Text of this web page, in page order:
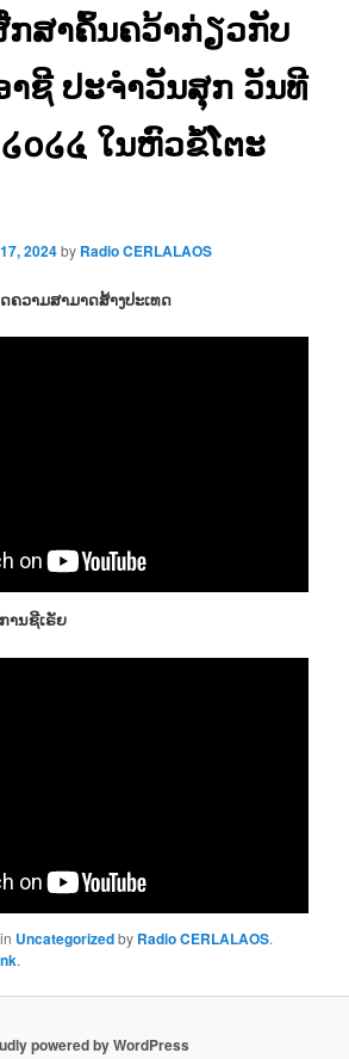
ສາຄົ້ນຄວ້າກ່ຽວກັບ
າຊີ ປະຈຳວັນສຸກ ວັນທີ
໐໒໔ ໃນຫົວຂໍ້ໂຕະ
2024by Radio CERLALAOS
ຄວາມສາມາດສ້າງປະເທດ
ານຊີເຣັຍ
Uncategorizedby Radio CERLALAOS.
.
powered by WordPress